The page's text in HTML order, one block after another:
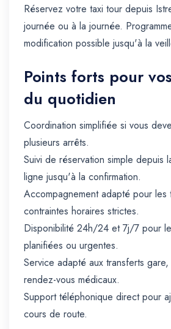
Réservez votre taxi tour depuis
journée ou à la journée.
modification possible jusqu'à la
Points forts pour
du quotidien
Coordination simplifiée si vous
plusieurs arrêts.
Suivi de réservation simple depuis
ligne jusqu'à la confirmation.
Accompagnement adapté pour les
contraintes horaires strictes.
Disponibilité 24h/24 et 7j/7 pour
planifiées ou urgentes.
Service adapté aux transferts
rendez-vous médicaux.
Support téléphonique direct pour
cours de route.